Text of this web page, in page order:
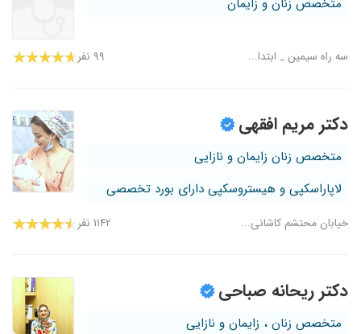
متخصص زنان و زایمان
سه راه سیمین _ ابتدا... ۹۹ نفر
دکتر مریم افقهی
متخصص زنان زایمان و نازایی
لاپاراسکپی و هیستروسکپی دارای بورد تخصصی
خیابان محتشم کاشانی... ۱۱۴۲ نفر
دکتر ریحانه صباحی
متخصص زنان ، زایمان و نازایی